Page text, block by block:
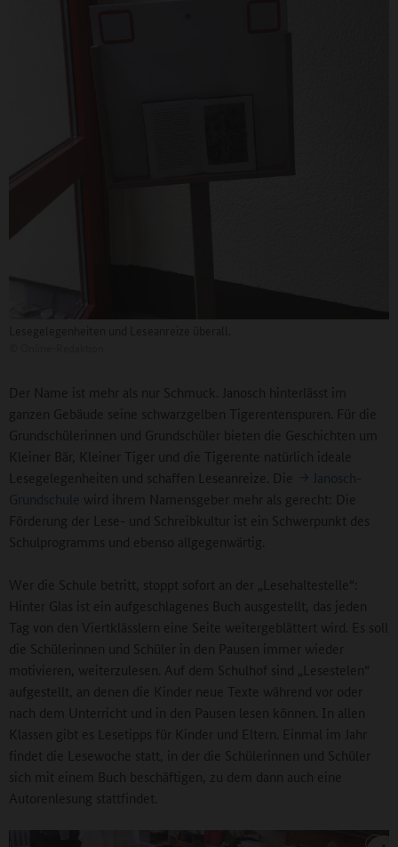
Der Name ist mehr als nur Schmuck. Janosch hinterlässt im
ganzen Gebäude seine schwarzgelben Tigerentenspuren. Für die
Grundschülerinnen und Grundschüler bieten die Geschichten um
Kleiner Bär, Kleiner Tiger und die Tigerente natürlich ideale
Lesegelegenheiten und schaffen Leseanreize. Die
Janosch-
Grundschule wird ihrem Namensgeber mehr als gerecht: Die
Förderung der Lese- und Schreibkultur ist ein Schwerpunkt des
Schulprogramms und ebenso allgegenwärtig.
Wer die Schule betritt, stoppt sofort an der „Lesehaltestelle“:
Hinter Glas ist ein aufgeschlagenes Buch ausgestellt, das jeden
Tag von den Viertklässlern eine Seite weitergeblättert wird. Es soll
die Schülerinnen und Schüler in den Pausen immer wieder
motivieren, weiterzulesen. Auf dem Schulhof sind „Lesestelen“
aufgestellt, an denen die Kinder neue Texte während vor oder
nach dem Unterricht und in den Pausen lesen können. In allen
Klassen gibt es Lesetipps für Kinder und Eltern. Einmal im Jahr
findet die Lesewoche statt, in der die Schülerinnen und Schüler
sich mit einem Buch beschäftigen, zu dem dann auch eine
Autorenlesung stattfindet.